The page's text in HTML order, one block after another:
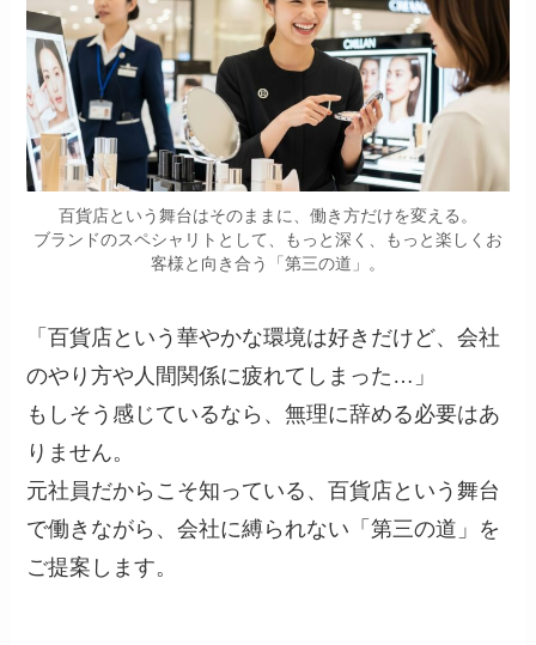
百貨店という舞台はそのままに、働き方だけを変える。
ブランドのスペシャリトとして、もっと深く、もっと楽しくお
客様と向き合う「第三の道」。
「百貨店という華やかな環境は好きだけど、会社
のやり方や人間関係に疲れてしまった…」
もしそう感じているなら、無理に辞める必要はあ
りません。
元社員だからこそ知っている、百貨店という舞台
で働きながら、会社に縛られない「第三の道」を
ご提案します。